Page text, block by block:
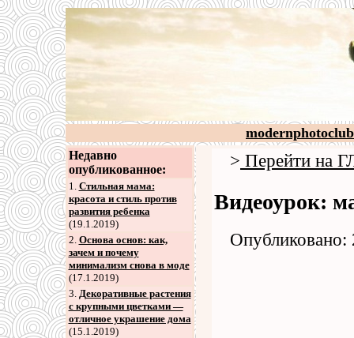
Недавно
опубликованное:
1. Стильная мама:
красота и стиль против
развития ребенка
(19.1.2019)
2. Основа основ: как,
зачем и почему
минимализм снова в моде
(17.1.2019)
3. Декоративные растения
с крупными цветками —
отличное украшение дома
(15.1.2019)
> Перейти на
Видеоурок:
Опубликовано: